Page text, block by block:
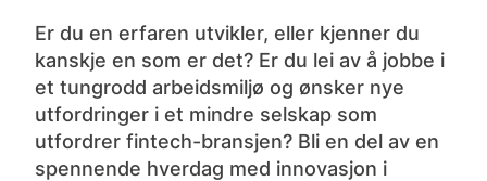
Er du en erfaren utvikler, eller kjenner du
kanskje en som er det? Er du lei av å jobbe i
et tungrodd arbeidsmiljø og ønsker nye
utfordringer i et mindre selskap som
utfordrer fintech-bransjen? Bli en del av en
spennende hverdag med innovasjon i